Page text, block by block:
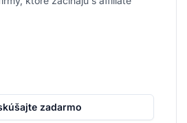
zadarmo